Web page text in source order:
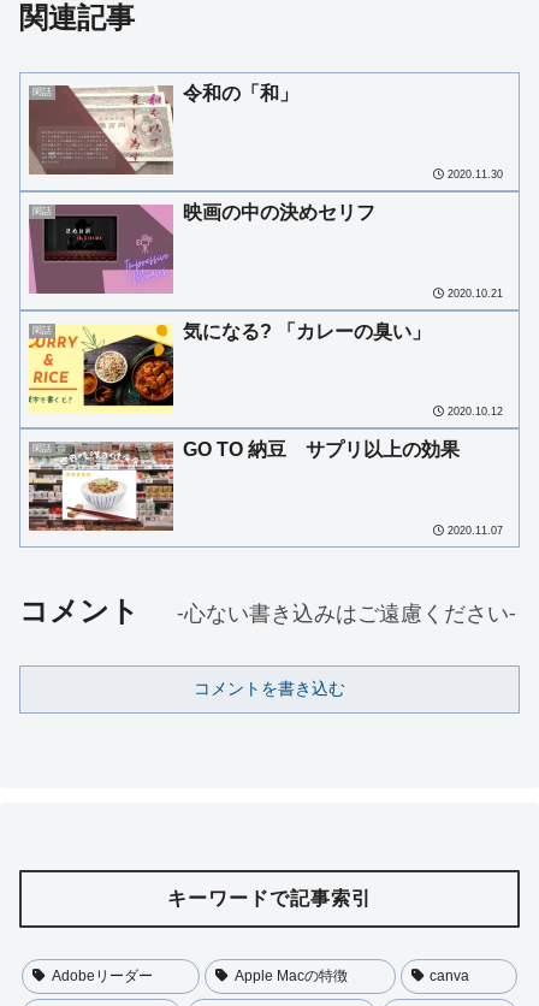
関連記事
閑話 令和の「和」
2020.11.30
閑話 映画の中の決めセリフ
2020.10.21
閑話 気になる? 「カレーの臭い」
2020.10.12
閑話 GO TO 納豆 サプリ以上の効果
2020.11.07
コメント -心ない書き込みはご遠慮ください-
コメントを書き込む
キーワードで記事索引
Adobeリーダー Apple Macの特徴 canva